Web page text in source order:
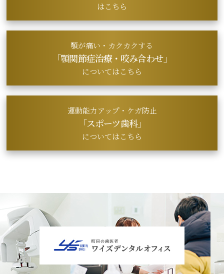
はこちら
顎が痛い・カクカクする
「顎関節症治療・ 咬み合わせ」
についてはこちら
運動能力アップ・ケガ防止
「スポーツ歯科」
についてはこちら